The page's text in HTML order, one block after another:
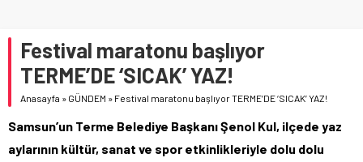
Festival maratonu başlıyor
TERME’DE ‘SICAK’ YAZ!
Anasayfa » GÜNDEM » Festival maratonu başlıyor TERME’DE ‘SICAK’ YAZ!
Samsun’un Terme Belediye Başkanı Şenol Kul, ilçede yaz
aylarının kültür, sanat ve spor etkinlikleriyle dolu dolu